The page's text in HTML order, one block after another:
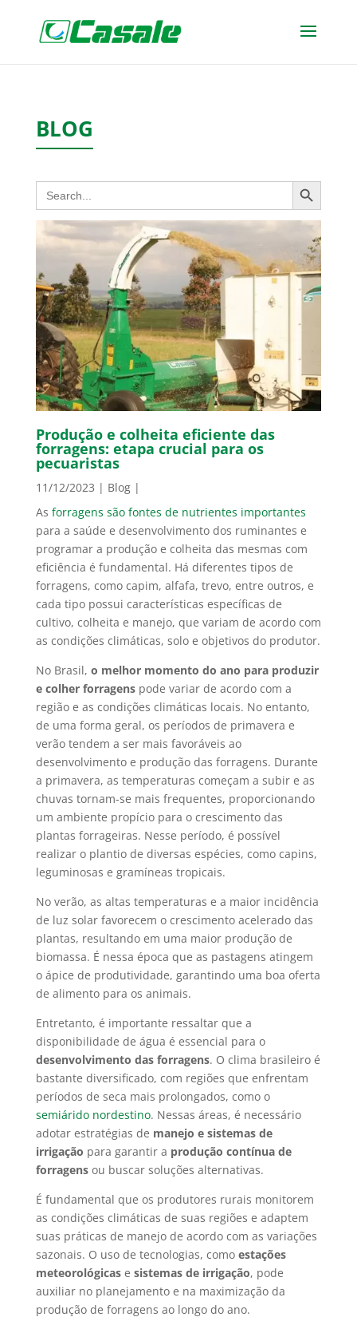
BLOG
Search
for:
Search Button
Produção e colheita eficiente das
forragens: etapa crucial para os
pecuaristas
11/12/2023 | Blog|
As forragens são fontes de nutrientes importantes
para a saúde e desenvolvimento dos ruminantes e
programar a produção e colheita das mesmas com
eficiência é fundamental. Há diferentes tipos de
forragens, como capim, alfafa, trevo, entre outros, e
cada tipo possui características específicas de
cultivo, colheita e manejo, que variam de acordo com
as condições climáticas, solo e objetivos do produtor.
No Brasil, o melhor momento do ano para produzir
e colher forragens pode variar de acordo com a
região e as condições climáticas locais. No entanto,
de uma forma geral, os períodos de primavera e
verão tendem a ser mais favoráveis ao
desenvolvimento e produção das forragens. Durante
a primavera, as temperaturas começam a subir e as
chuvas tornam-se mais frequentes, proporcionando
um ambiente propício para o crescimento das
plantas forrageiras. Nesse período, é possível
realizar o plantio de diversas espécies, como capins,
leguminosas e gramíneas tropicais.
No verão, as altas temperaturas e a maior incidência
de luz solar favorecem o crescimento acelerado das
plantas, resultando em uma maior produção de
biomassa. É nessa época que as pastagens atingem
o ápice de produtividade, garantindo uma boa oferta
de alimento para os animais.
Entretanto, é importante ressaltar que a
disponibilidade de água é essencial para o
desenvolvimento das forragens. O clima brasileiro é
bastante diversificado, com regiões que enfrentam
períodos de seca mais prolongados, como o
semiárido nordestino. Nessas áreas, é necessário
adotar estratégias de manejo e sistemas de
irrigação para garantir a produção contínua de
forragensou buscar soluções alternativas.
É fundamental que os produtores rurais monitorem
as condições climáticas de suas regiões e adaptem
suas práticas de manejo de acordo com as variações
sazonais. O uso de tecnologias, comoestações
meteorológicase sistemas de irrigação, pode
auxiliar no planejamento e na maximização da
produção de forragens ao longo do ano.